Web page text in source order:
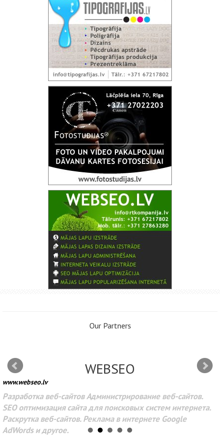
Our Partners
WEBSEO
www.webseo.lv
Разработка веб-сайтов Администрирование веб-сайтов.
SEO оптимизация сайта для поисковых систем интернета.
Раскрутка веб-сайтов. Реклама в интернете Google
AdWords и другое.